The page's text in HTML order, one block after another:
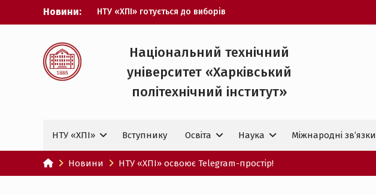
Новини:
НТУ «ХПІ» готується до виборів
ректора
Всеукраїнський фестиваль «Червона
ХПІ уклав угоду про партнерство з
ДержНДІ технологій кібербезпеки
Випускник ХПІ став
У Верховній Раді за участю ХПІ
обговорили перспективи українсько-
іспанського технологічного
партнерства
Національний технічний
університет «Харківський
політехнічний iнститут»
НТУ «ХПІ» Вступнику Освіта Наука Міжнародні зв’язки
Новини НТУ «ХПІ» освоює Telegram-простір!